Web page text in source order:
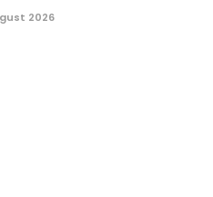
2026